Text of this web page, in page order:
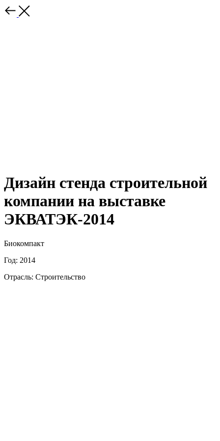
Дизайн стенда строительной
компании на выставке
ЭКВАТЭК-2014
Биокомпакт
Год: 2014
Отрасль: Строительство